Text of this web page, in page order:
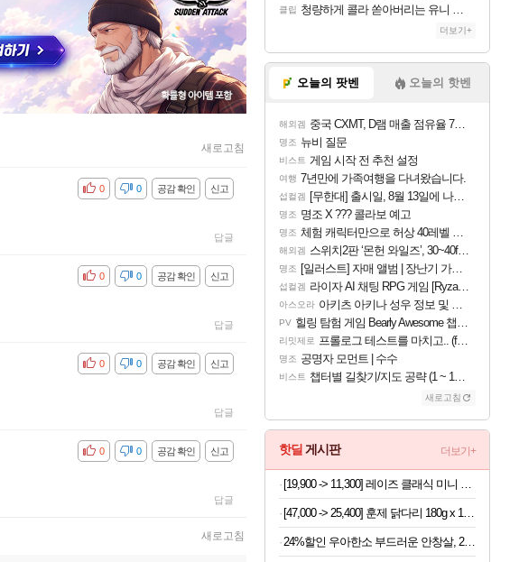
새로고침
신고
공감 확인
비공감 0
0
답글
신고
공감 확인
비공감 0
0
답글
신고
공감 확인
비공감 0
0
답글
신고
공감 확인
비공감 0
0
답글
새로고침
클립 청량하게 콜라 쏟아버리는 유니 ㅋㅋㅋ
더보기+
오늘의 팟벤 오늘의 핫벤
해외겜 중국 CXMT, D램 매출 점유율 7%…글로벌 4위로 부상
명조 뉴비 질문
비스트 게임 시작 전 추천 설정
여행 7년만에 가족여행을 다녀왔습니다.
섭컬겜 [무한대] 출시일, 8월 13일에 나오나
명조 명조 X ??? 콜라보 예고
명조 체험 캐릭터만으로 허상 40레벨 하이와티아 5분 컷!｜에이메스·린네·모니에 명함
해외겜 스위치2판 ‘몬헌 와일즈’, 30~40fps 목표 추정
명조 [일러스트] 자매 앨범 | 장난기 가득한 오후의 공원 (리메이크판)
섭컬겜 라이자 AI 채팅 RPG 게임 [RyzaChat: AI] 공개
아스오라 아키츠 아키나 성우 정보 및 주요 필모
PV 힐링 탐험 게임 Bearly Awesome 챕터 1 트레일러
리밋제로 프롤로그 테스트를 마치고.. (feat. 리아)
명조 공명자 모먼트 | 수수
비스트 챕터별 길찾기/지도 공략 (1 ~ 12장)
새로고침
핫딜 게시판 더보기+
24%할인 우아한소 부드러운 안창살, 200g, 2팩 + 토시살, 200g, 2팩